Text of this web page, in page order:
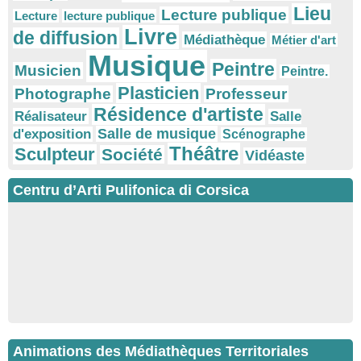
Lecture lecture publique Lecture publique Lieu
de diffusion Livre Médiathèque Métier d'art
Musicien Musique Peintre Peintre.
Photographe Plasticien Professeur
Réalisateur Résidence d'artiste Salle
d'exposition Salle de musique Scénographe
Sculpteur Société Théâtre Vidéaste
Centru d’Arti Pulifonica di Corsica
Animations des Médiathèques Territoriales